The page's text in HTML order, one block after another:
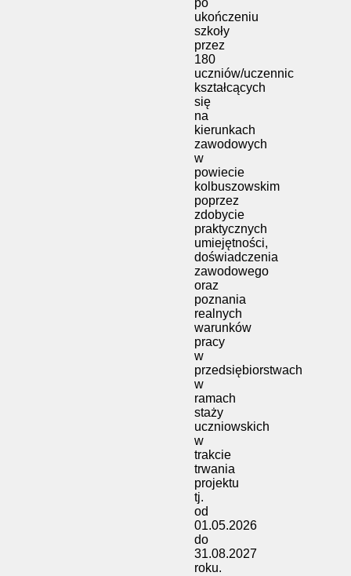
po
ukończeniu
szkoły
przez
180
uczniów/uczennic
kształcących
się
na
kierunkach
zawodowych
w
powiecie
kolbuszowskim
poprzez
zdobycie
praktycznych
umiejętności,
doświadczenia
zawodowego
oraz
poznania
realnych
warunków
pracy
w
przedsiębiorstwach
w
ramach
staży
uczniowskich
w
trakcie
trwania
projektu
tj.
od
01.05.2026
do
31.08.2027
roku.